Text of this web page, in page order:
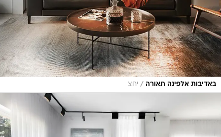
באדיבות אלפינה תאורה / יחצ